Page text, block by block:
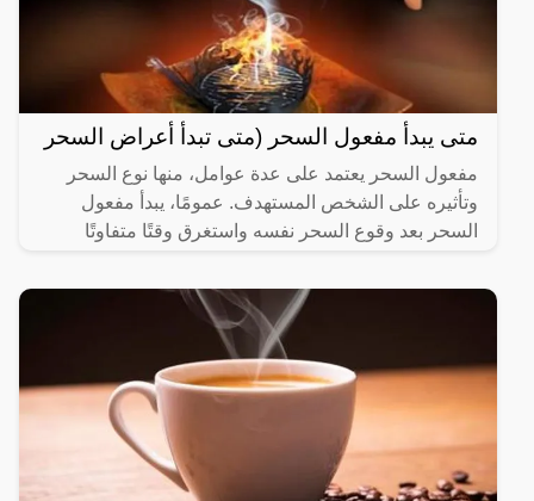
متى يبدأ مفعول السحر (متى تبدأ أعراض السحر
مفعول السحر يعتمد على عدة عوامل، منها نوع السحر
وتأثيره على الشخص المستهدف. عمومًا، يبدأ مفعول
السحر بعد وقوع السحر نفسه واستغرق وقتًا متفاوتًا